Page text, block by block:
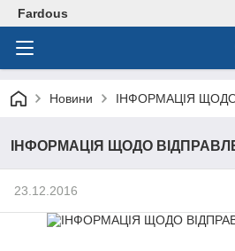
Fardous
Новини ІНФОРМАЦІЯ
ІНФОРМАЦІЯ ЩОДО
23.12.2016